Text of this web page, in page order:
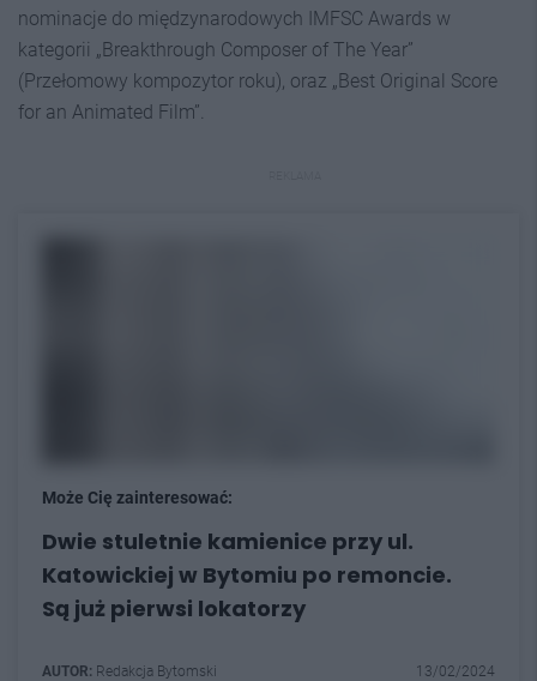
nominacje do międzynarodowych IMFSC Awards w
kategorii „Breakthrough Composer of The Year”
(Przełomowy kompozytor roku), oraz „Best Original Score
for an Animated Film”.
Może Cię zainteresować:
Dwie stuletnie kamienice przy ul.
Katowickiej w Bytomiu po remoncie.
Są już pierwsi lokatorzy
AUTOR: Redakcja Bytomski 13/02/2024